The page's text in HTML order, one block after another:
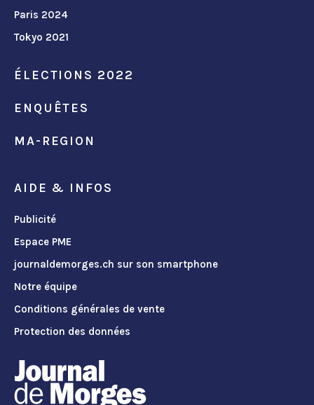
Paris 2024
Tokyo 2021
ÉLECTIONS 2022
ENQUÊTES
MA-REGION
AIDE & INFOS
Publicité
Espace PME
journaldemorges.ch sur son smartphone
Notre équipe
Conditions générales de vente
Protection des données